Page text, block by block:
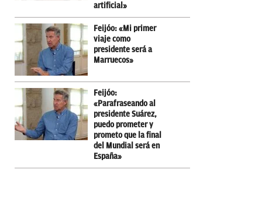
artificial»
Feijóo: «Mi primer
viaje como
presidente será a
Marruecos»
Feijóo:
«Parafraseando al
presidente Suárez,
puedo prometer y
prometo que la final
del Mundial será en
España»